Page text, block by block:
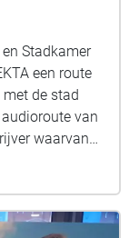
Stadkamer
een route
de stad
waarvan
korte
van 240 jaar
Stadswachters